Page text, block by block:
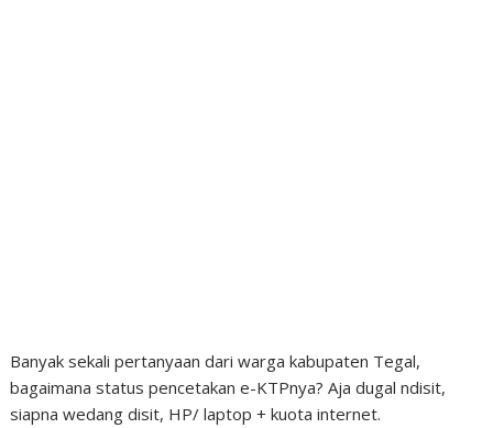
Banyak sekali pertanyaan dari warga kabupaten Tegal,
bagaimana status pencetakan e-KTPnya? Aja dugal ndisit,
siapna wedang disit, HP/ laptop + kuota internet.